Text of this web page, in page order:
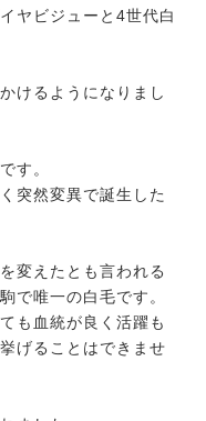
ヤビジューと4世代白
けるようになりまし
す。
突然変異で誕生した
変えたとも言われる
で唯一の白毛です。
も血統が良く活躍も
げることはできませ